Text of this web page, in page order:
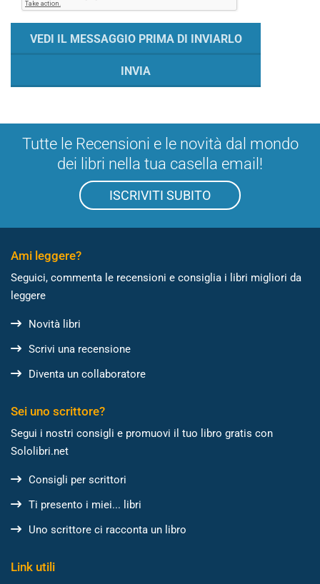
Tutte le Recensioni e le novità dal mondo
dei libri nella tua casella email!
ISCRIVITI SUBITO
Ami leggere?
Seguici, commenta le recensioni e consiglia i libri migliori da
leggere
Novità libri
Scrivi una recensione
Diventa un collaboratore
Sei uno scrittore?
Segui i nostri consigli e promuovi il tuo libro gratis con
Sololibri.net
Consigli per scrittori
Ti presento i miei... libri
Uno scrittore ci racconta un libro
Link utili